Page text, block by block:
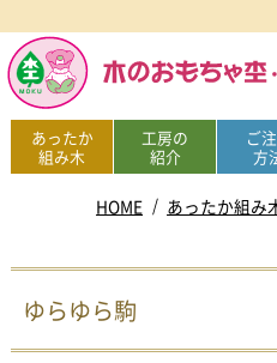
あったか
組み木
工房の
紹介
ご
方
HOME あったか組み
ゆらゆら駒